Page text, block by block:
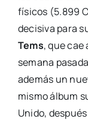
físicos (5.899
decisiva para
Tems, que
semana
además un
mismo álbum
Unido,